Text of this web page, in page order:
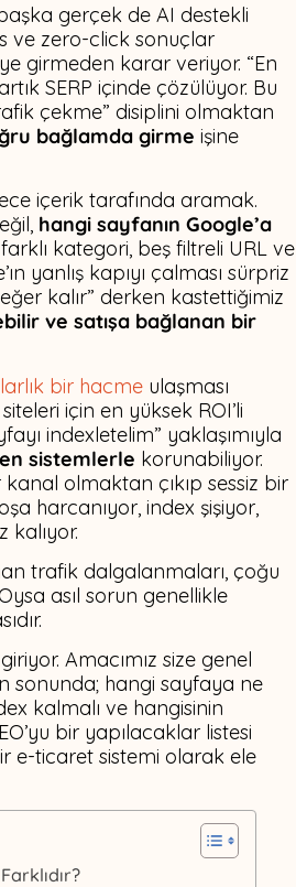
gerçek de AI destekli
ve zero-click sonuçlar
girmeden karar veriyor. “En
SERP içinde çözülüyor. Bu
çekme” disiplini olmaktan
bağlamda girme işine
içerik tarafında aramak.
hangi sayfanın Google’a
kategori, beş filtreli URL ve
yanlış kapıyı çalması sürpriz
kalır” derken kastettiğimiz
ve satışa bağlanan bir
bir hacmeulaşması
için en yüksek ROI’li
indexletelim” yaklaşımıyla
sistemlerle korunabiliyor.
olmaktan çıkıp sessiz bir
harcanıyor, index şişiyor,
trafik dalgalanmaları, çoğu
asıl sorun genellikle
Amacımız size genel
sonunda; hangi sayfaya ne
kalmalı ve hangisinin
bir yapılacaklar listesi
e-ticaret sistemi olarak ele